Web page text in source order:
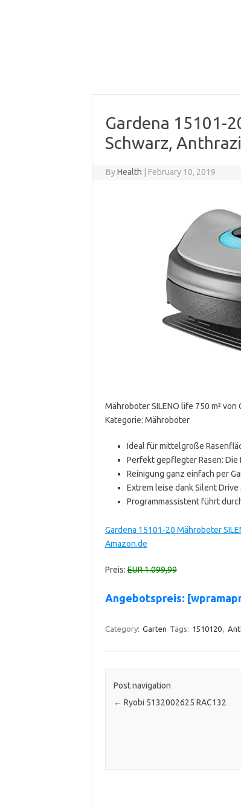
Gardena 15101-
Schwarz,
ByHealth February 10, 2019
Mähroboter SILENO life 750 m²
Kategorie: Mähroboter
Ideal für mittelgroße
Perfekt gepflegter Rasen: Die
Reinigung ganz einfach per
Extrem leise dank Silent
Programmassistent führt
Gardena 15101-20 Mähroboter
Amazon.de
Preis:EUR 1.099,99
Angebotspreis:
Category: Garten Tags: 1510120,
Post navigation
← Ryobi 5132002625 RAC132